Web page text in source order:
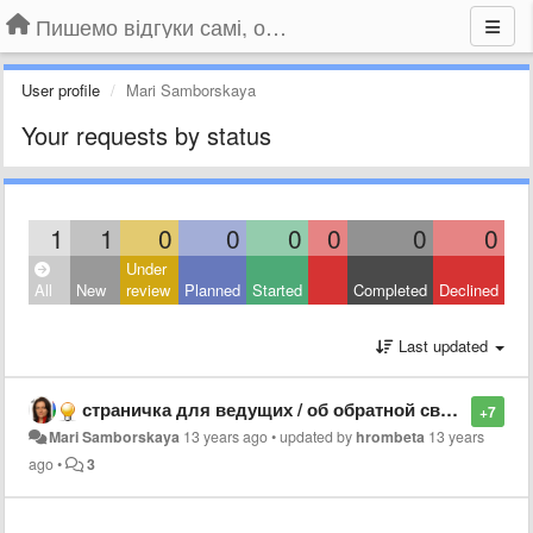
Пишемо відгуки самі, обговорюємо інші ідеї та пропозиції до Громадського Телебачення
User profile Mari Samborskaya
Your requests by status
1 1 0 0 0 0 0 0
All New
Under
review
Planned Started Completed Declined
Last updated
+7
страничка для ведущих / об обратной связи
Mari Samborskaya 13 years ago•updated byhrombeta 13 years
ago• 3